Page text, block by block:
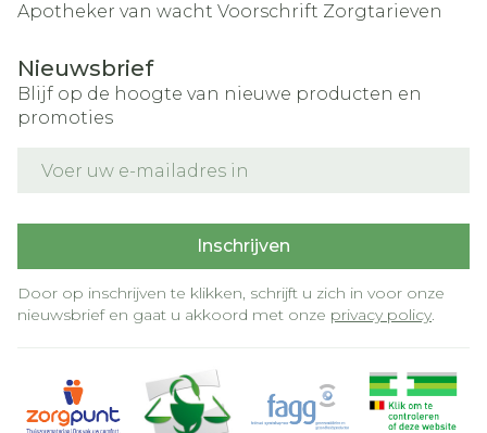
Apotheker van wacht Voorschrift Zorgtarieven
Nieuwsbrief
Blijf op de hoogte van nieuwe producten en
promoties
Inschrijven
Door op inschrijven te klikken, schrijft u zich in voor onze
nieuwsbrief en gaat u akkoord met onze privacy policy.